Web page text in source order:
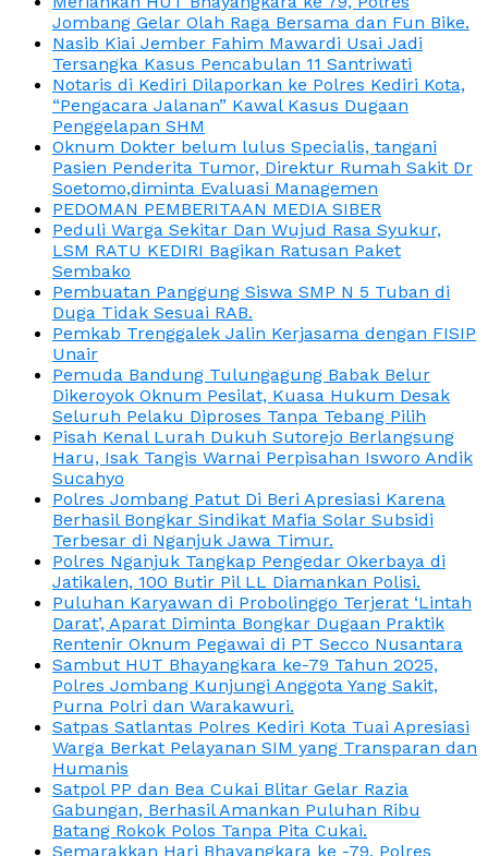
Jombang Gelar Olah Raga Bersama dan Fun Bike.
Nasib Kiai Jember Fahim Mawardi Usai Jadi
Tersangka Kasus Pencabulan 11 Santriwati
Notaris di Kediri Dilaporkan ke Polres Kediri Kota,
“Pengacara Jalanan” Kawal Kasus Dugaan
Penggelapan SHM
Oknum Dokter belum lulus Specialis, tangani
Pasien Penderita Tumor, Direktur Rumah Sakit Dr
Soetomo,diminta Evaluasi Managemen
PEDOMAN PEMBERITAAN MEDIA SIBER
Peduli Warga Sekitar Dan Wujud Rasa Syukur,
LSM RATU KEDIRI Bagikan Ratusan Paket
Sembako
Pembuatan Panggung Siswa SMP N 5 Tuban di
Duga Tidak Sesuai RAB.
Pemkab Trenggalek Jalin Kerjasama dengan FISIP
Unair
Pemuda Bandung Tulungagung Babak Belur
Dikeroyok Oknum Pesilat, Kuasa Hukum Desak
Seluruh Pelaku Diproses Tanpa Tebang Pilih
Pisah Kenal Lurah Dukuh Sutorejo Berlangsung
Haru, Isak Tangis Warnai Perpisahan Isworo Andik
Sucahyo
Polres Jombang Patut Di Beri Apresiasi Karena
Berhasil Bongkar Sindikat Mafia Solar Subsidi
Terbesar di Nganjuk Jawa Timur.
Polres Nganjuk Tangkap Pengedar Okerbaya di
Jatikalen, 100 Butir Pil LL Diamankan Polisi.
Puluhan Karyawan di Probolinggo Terjerat ‘Lintah
Darat’, Aparat Diminta Bongkar Dugaan Praktik
Rentenir Oknum Pegawai di PT Secco Nusantara
Sambut HUT Bhayangkara ke-79 Tahun 2025,
Polres Jombang Kunjungi Anggota Yang Sakit,
Purna Polri dan Warakawuri.
Satpas Satlantas Polres Kediri Kota Tuai Apresiasi
Warga Berkat Pelayanan SIM yang Transparan dan
Humanis
Satpol PP dan Bea Cukai Blitar Gelar Razia
Gabungan, Berhasil Amankan Puluhan Ribu
Batang Rokok Polos Tanpa Pita Cukai.
Semarakkan Hari Bhayangkara ke -79, Polres